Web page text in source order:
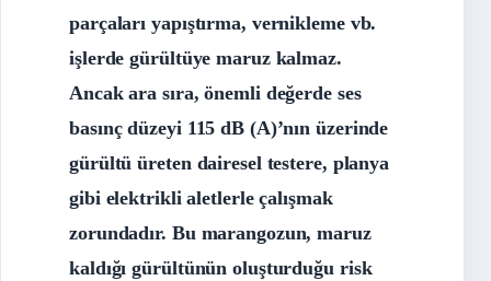
parçaları yapıştırma, vernikleme vb.
işlerde gürültüye maruz kalmaz.
Ancak ara sıra, önemli değerde ses
basınç düzeyi 115 dB (A)’nın üzerinde
gürültü üreten dairesel testere, planya
gibi elektrikli aletlerle çalışmak
zorundadır. Bu marangozun, maruz
kaldığı gürültünün oluşturduğu risk